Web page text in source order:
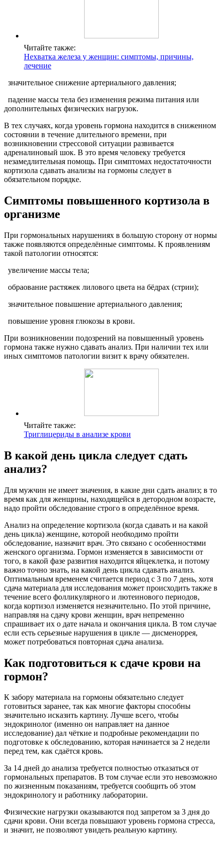
Читайте также:
Нехватка железа у женщин: симптомы, причины,
лечение
значительное снижение артериального давления;
падение массы тела без изменения режима питания или
дополнительных физических нагрузок.
В тех случаях, когда уровень гормона находится в сниженном
состоянии в течение длительного времени, при
возникновении стрессовой ситуации развивается
адреналиновый шок. В это время человеку требуется
незамедлительная помощь. При симптомах недостаточности
кортизола сдавать анализы на гормоны следует в
обязательном порядке.
Симптомы повышенного кортизола в
организме
При гормональных нарушениях в большую сторону от нормы
также появляются определённые симптомы. К проявлениям
такой патологии относятся:
увеличение массы тела;
обраование растяжек лилового цвета на бёдрах (стрии);
значительное повышение артериального давления;
повышение уровня глюкозы в крови.
При возникновении подозрений на повышенный уровень
гормона также нужно сдавать анализ. При наличии тех или
иных симптомов патологии визит к врачу обязателен.
Читайте также:
Триглицериды в анализе крови
В какой день цикла следует сдать
анализ?
Для мужчин не имеет значения, в какие дни сдать анализ; в то
время как для женщины, находящейся в детородном возрасте,
надо пройти обследование строго в определённое время.
Анализ на определение кортизола (когда сдавать и на какой
день цикла) женщине, которой необходимо пройти
обследование, назначит врач. Это связано с особенностями
женского организма. Гормон изменяется в зависимости от
того, в какой фазе развития находится яйцеклетка, и потому
важно точно знать, на какой день цикла сдавать анализ.
Оптимальным временем считается период с 3 по 7 день, хотя
сдача материала для исследования может происходить также в
течение всего фолликулярного и лютеинового периодов,
когда кортизол изменяется незначительно. По этой причине,
направляя на сдачу крови женщин, врач непременно
спрашивает их о дате начала и окончания цикла. В том случае
если есть серьезные нарушения в цикле — дисменоррея,
может потребоваться повторная сдача анализа.
Как подготовиться к сдаче крови на
гормон?
К забору материала на гормоны обязательно следует
готовиться заранее, так как многие факторы способны
значительно исказить картину. Лучше всего, чтобы
эндокринолог (именно он направляет на данное
исследование) дал чёткие и подробные рекомендации по
подготовке к обследованию, которая начинается за 2 недели
перед тем, как сдаётся кровь.
За 14 дней до анализа требуется полностью отказаться от
гормональных препаратов. В том случае если это невозможно
по жизненным показаниям, требуется сообщить об этом
эндокринологу и работнику лаборатории.
Физические нагрузки оказываются под запретом за 3 дня до
сдачи крови. Они всегда повышают уровень гормона стресса,
и значит, не позволяют увидеть реальную картину.